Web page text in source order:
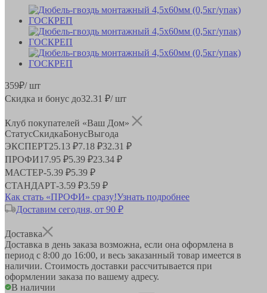
359₽/ шт
Скидка и бонус до32.31 ₽/ шт
Клуб покупателей «Ваш Дом»
СтатусСкидкаБонусВыгода
ЭКСПЕРТ25.13 ₽7.18 ₽32.31 ₽
ПРОФИ17.95 ₽5.39 ₽23.34 ₽
МАСТЕР-5.39 ₽5.39 ₽
СТАНДАРТ-3.59 ₽3.59 ₽
Как стать «ПРОФИ» сразу!Узнать подробнее
Доставим сегодня, от 90 ₽
Доставка
Доставка в день заказа возможна, если она оформлена в
период с 8:00 до 16:00, и весь заказанный товар имеется в
наличии. Стоимость доставки рассчитывается при
оформлении заказа по вашему адресу.
В наличии